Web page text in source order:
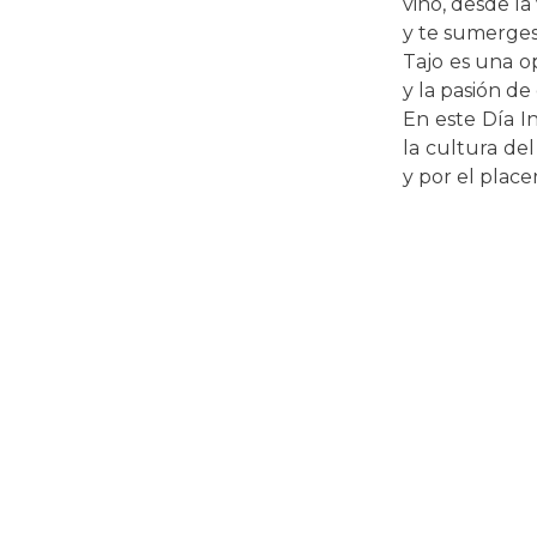
y te
Tajo es una
y la pasión de
En este Día
la cultura
y por el